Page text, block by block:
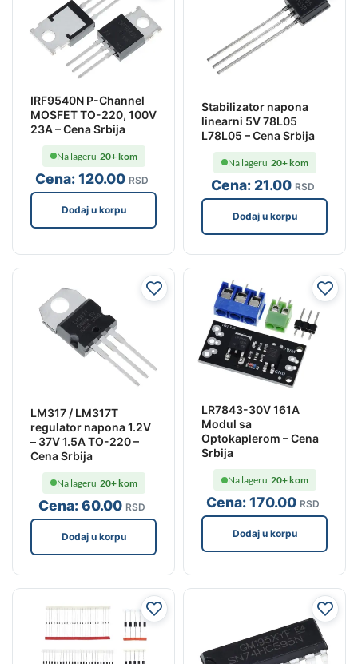
IRF9540N P-Channel
MOSFET TO-220, 100V
23A – Cena Srbija
Cena:120.00 RSD
Na lageru 20+ kom
Dodaj u korpu
Stabilizator napona
linearni 5V 78L05
L78L05 – Cena Srbija
Cena: 21.00 RSD
Na lageru 20+ kom
Dodaj u korpu
LM317 / LM317T
regulator napona 1.2V
– 37V 1.5A TO-220 –
Cena Srbija
Cena:60.00 RSD
Na lageru 20+ kom
Dodaj u korpu
LR7843-30V 161A
Modul sa
Optokaplerom – Cena
Srbija
Cena:170.00 RSD
Na lageru 20+ kom
Dodaj u korpu